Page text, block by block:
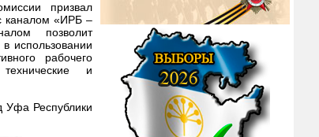
призвал
каналом «ИРБ –
позволит
использовании
рабочего
и
Уфа Республики